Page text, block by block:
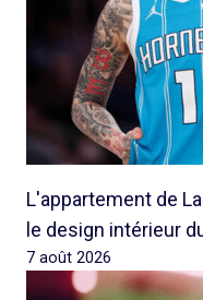
L'appartement de
le design intérieur
7 août 2026